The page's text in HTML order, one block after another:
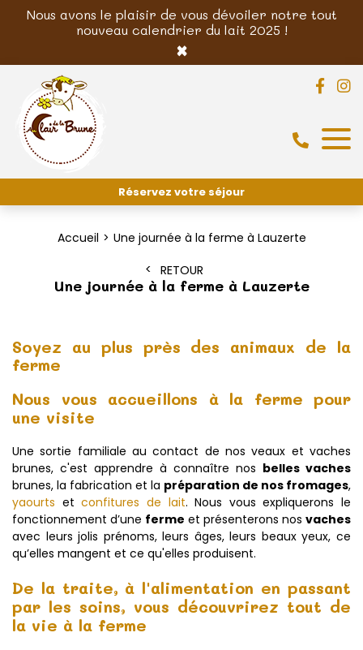
Nous avons le plaisir de vous dévoiler notre tout
nouveau calendrier du lait 2025 !
×
Réservez votre séjour
Accueil
Une journée à la ferme à Lauzerte
RETOUR
Une journée à la ferme à Lauzerte
Soyez au plus près des animaux de la
ferme
Nous vous accueillons à la ferme pour
une visite
Une sortie familiale au contact de nos veaux et vaches
brunes, c'est apprendre à connaître nos belles vaches
brunes, la fabrication et la préparation de nos fromages,
yaourts etconfitures de lait. Nous vous expliquerons le
fonctionnement d’une ferme et présenterons nos vaches
avec leurs jolis prénoms, leurs âges, leurs beaux yeux, ce
qu’elles mangent et ce qu'elles produisent.
De la traite, à l'alimentation en passant
par les soins, vous découvrirez tout de
la vie à la ferme